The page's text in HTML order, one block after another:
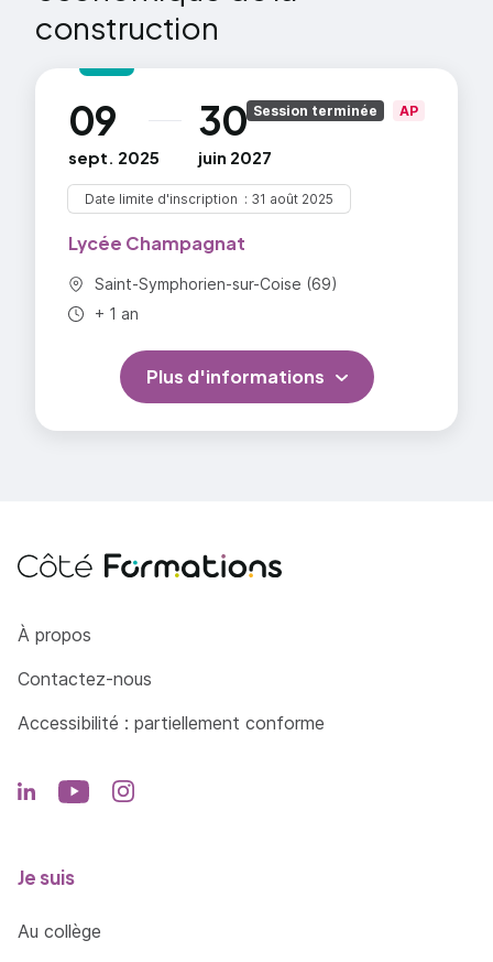
permettant la réalisation par les élèves de
semaines en fin de 1re année en entreprise, en
cabinet d' économistes de la construction, cabinet
d'architectes, bureau d'études techniques,
administration ou collectivité locale.
construction
09
sept. 2025
au 30
juin 2027
Date limite d'inscription 31 août 2025
Lycée Champagnat
Commune :
Saint-Symphorien-sur-Coise (69)
Durée totale :
+ 1 an
Session terminée AP
Plus d'informations
Côté Formations
À propos
Contactez-nous
Accessibilité : partiellement conforme
Je suis
Au collège